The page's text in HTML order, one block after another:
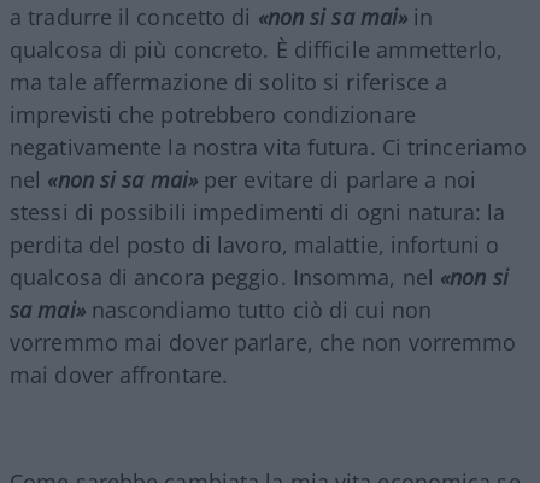
a tradurre il concetto di «non si sa mai» in
qualcosa di più concreto. È difficile ammetterlo,
ma tale affermazione di solito si riferisce a
imprevisti che potrebbero condizionare
negativamente la nostra vita futura. Ci trinceriamo
nel «non si sa mai»per evitare di parlare a noi
stessi di possibili impedimenti di ogni natura: la
perdita del posto di lavoro, malattie, infortuni o
qualcosa di ancora peggio. Insomma, nel «non si
sa mai»nascondiamo tutto ciò di cui non
vorremmo mai dover parlare, che non vorremmo
mai dover affrontare.